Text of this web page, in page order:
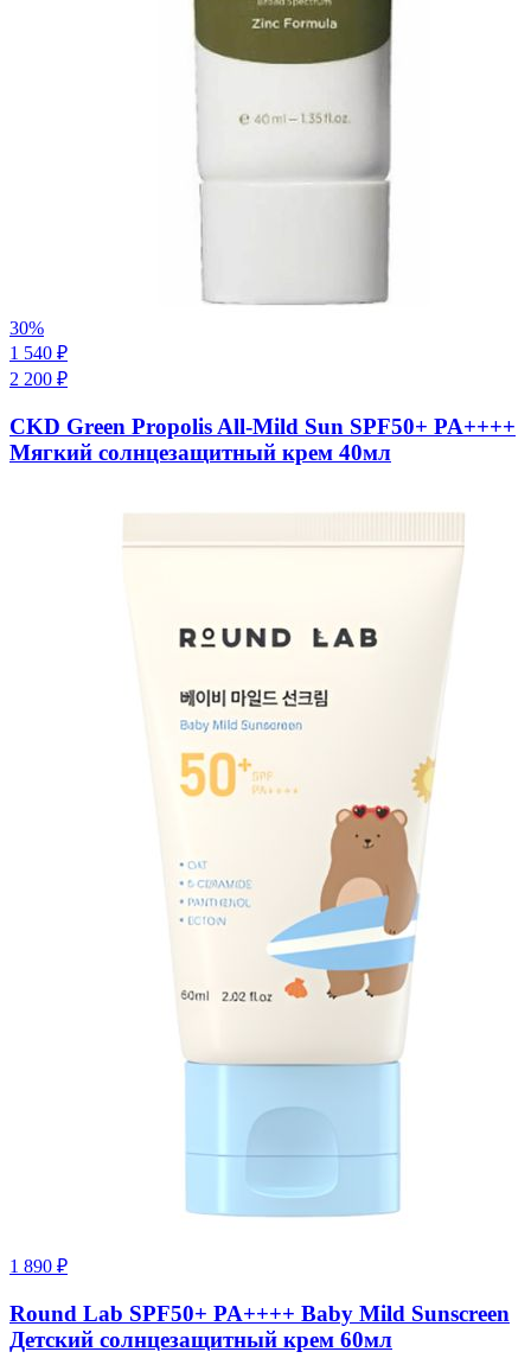
30%
1 540 ₽
2 200 ₽
CKD Green Propolis All-Mild Sun SPF50+ PA++++
Мягкий солнцезащитный крем 40мл
1 890 ₽
Round Lab SPF50+ PA++++ Baby Mild Sunscreen
Детский солнцезащитный крем 60мл